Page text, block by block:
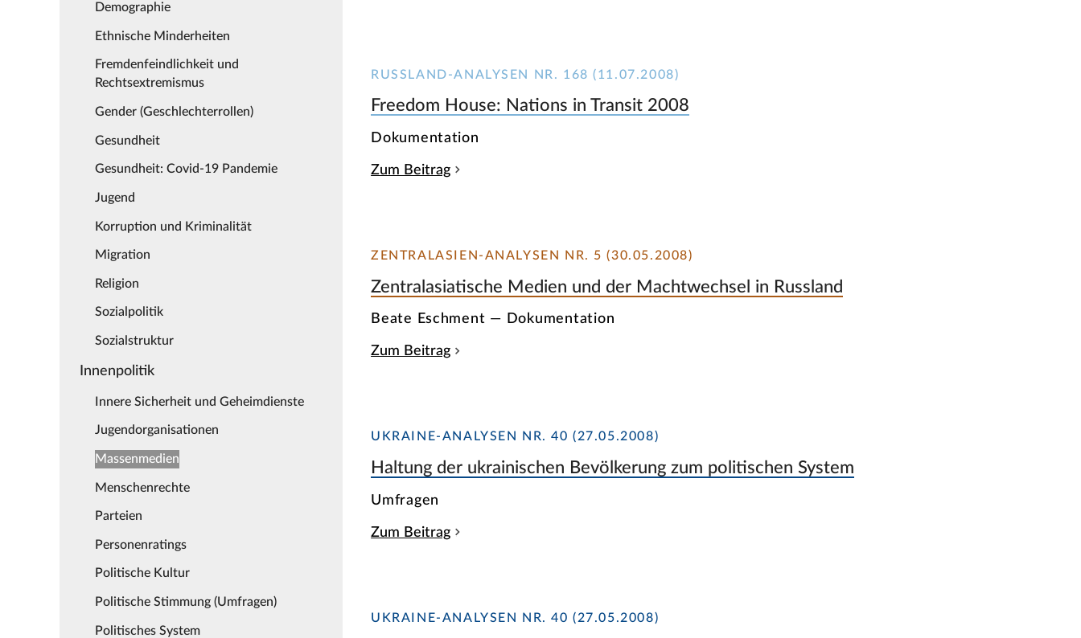
Demographie
Ethnische Minderheiten
Fremdenfeindlichkeit und
Rechtsextremismus
Gender (Geschlechterrollen)
Gesundheit
Gesundheit: Covid-19 Pandemie
Jugend
Korruption und Kriminalität
Migration
Religion
Sozialpolitik
Sozialstruktur
Innenpolitik
Innere Sicherheit und Geheimdienste
Jugendorganisationen
Massenmedien
Menschenrechte
Parteien
Personenratings
Politische Kultur
Politische Stimmung (Umfragen)
Politisches System
RUSSLAND-ANALYSEN NR. 168 (11.07.2008)
Freedom House: Nations in Transit 2008
Dokumentation
Zum Beitrag
ZENTRALASIEN-ANALYSEN NR. 5 (30.05.2008)
Zentralasiatische Medien und der Machtwechsel in Russland
Beate Eschment — Dokumentation
Zum Beitrag
UKRAINE-ANALYSEN NR. 40 (27.05.2008)
Haltung der ukrainischen Bevölkerung zum politischen System
Umfragen
Zum Beitrag
UKRAINE-ANALYSEN NR. 40 (27.05.2008)